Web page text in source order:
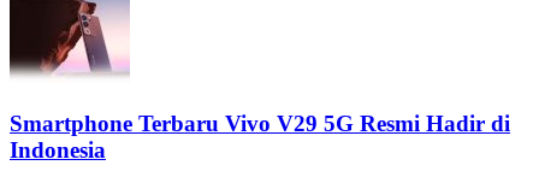
Smartphone Terbaru Vivo V29 5G Resmi Hadir di
Indonesia